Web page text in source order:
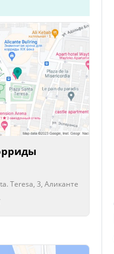
Teresa, 3, Аликанте